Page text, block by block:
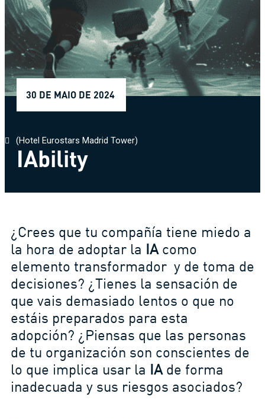
30 DE MAIO DE 2024
(Hotel Eurostars Madrid Tower)
IAbility
¿Crees que tu compañía tiene miedo a
la hora de adoptar la IAcomo
elemento transformador y de toma de
decisiones? ¿Tienes la sensación de
que vais demasiado lentos o que no
estáis preparados para esta
adopción? ¿Piensas que las personas
de tu organización son conscientes de
lo que implica usar la IAde forma
inadecuada y sus riesgos asociados?